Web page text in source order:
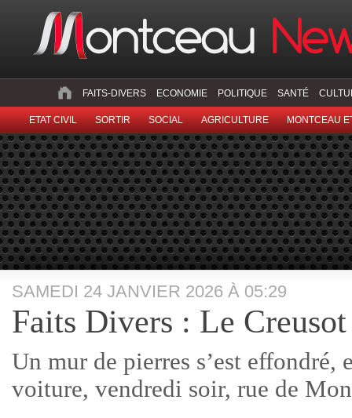
FAITS-DIVERS ECONOMIE POLITIQUE SANTÉ
ETAT CIVIL SORTIR SOCIAL AGRICULTURE MONTCEAU
SAMEDI 24 JANVIER 2026 À 05:29
Faits Divers : Le Creusot
Un mur de pierres s’est effondré,
voiture, vendredi soir, rue de